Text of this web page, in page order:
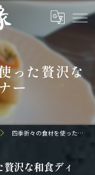
った贅沢な
ー
四季折々の食材を使った贅沢な和食ディナー
沢な和食ディ